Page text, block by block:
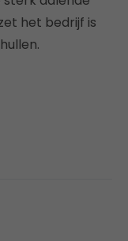
het bedrijf is